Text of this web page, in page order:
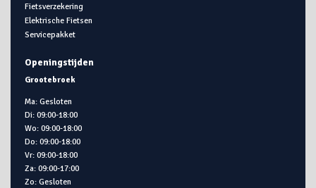
Fietsverzekering
Elektrische Fietsen
Servicepakket
Openingstijden
Grootebroek
Ma: Gesloten
Di: 09:00-18:00
Wo: 09:00-18:00
Do: 09:00-18:00
Vr: 09:00-18:00
Za: 09:00-17:00
Zo: Gesloten